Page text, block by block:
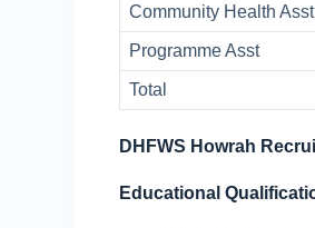
Community Health Asst
Programme Asst
Total
DHFWS Howrah
Educational